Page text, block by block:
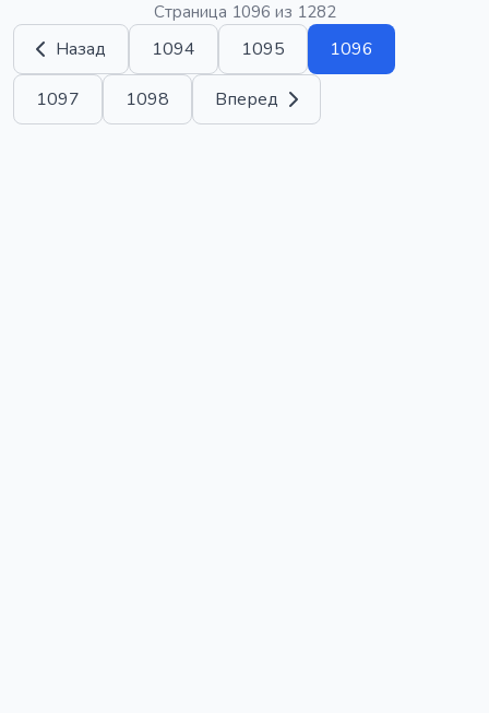
Страница 1096 из 1282
Назад 1094 1095 1096
1097 1098 Вперед